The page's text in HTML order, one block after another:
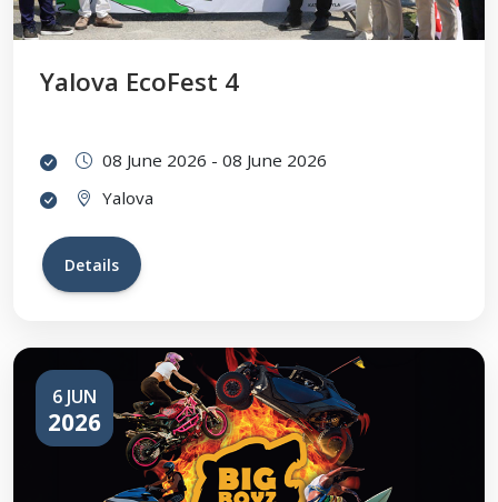
Yalova EcoFest 4
08 June 2026 - 08 June 2026
Yalova
Details
6 JUN
2026